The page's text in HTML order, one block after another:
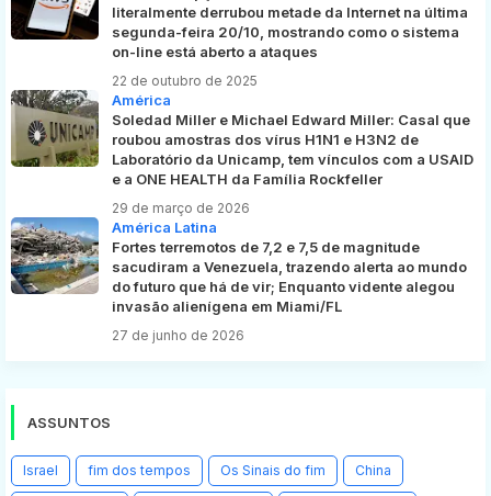
literalmente derrubou metade da Internet na última
segunda-feira 20/10, mostrando como o sistema
on-line está aberto a ataques
22 de outubro de 2025
América
Soledad Miller e Michael Edward Miller: Casal que
roubou amostras dos vírus H1N1 e H3N2 de
Laboratório da Unicamp, tem vínculos com a USAID
e a ONE HEALTH da Família Rockfeller
29 de março de 2026
América Latina
Fortes terremotos de 7,2 e 7,5 de magnitude
sacudiram a Venezuela, trazendo alerta ao mundo
do futuro que há de vir; Enquanto vidente alegou
invasão alienígena em Miami/FL
27 de junho de 2026
ASSUNTOS
Israel fim dos tempos Os Sinais do fim China